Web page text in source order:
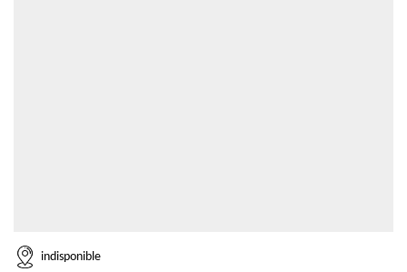
indisponible